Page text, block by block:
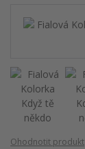
Ohodnotit produkt